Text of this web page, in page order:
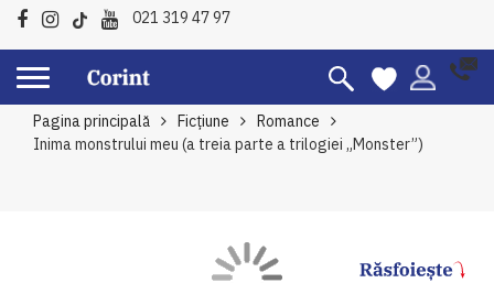
021 319 47 97
Pagina principală Ficțiune
Romance
Inima monstrului meu (a treia parte a trilogiei „Monster”)